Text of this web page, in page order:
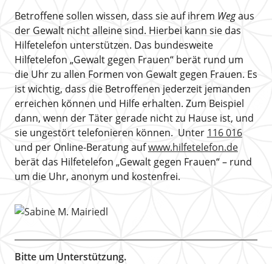
Betroffene sollen wissen, dass sie auf ihrem Wegaus
der Gewalt nicht alleine sind. Hierbei kann sie das
Hilfetelefon unterstützen. Das bundesweite
Hilfetelefon „Gewalt gegen Frauen“ berät rund um
die Uhr zu allen Formen von Gewalt gegen Frauen. Es
ist wichtig, dass die Betroffenen jederzeit jemanden
erreichen können und Hilfe erhalten. Zum Beispiel
dann, wenn der Täter gerade nicht zu Hause ist, und
sie ungestört telefonieren können. Unter 116 016
und per Online-Beratung aufwww.hilfetelefon.de
berät das Hilfetelefon „Gewalt gegen Frauen“ – rund
um die Uhr, anonym und kostenfrei.
Bitte um Unterstützung.